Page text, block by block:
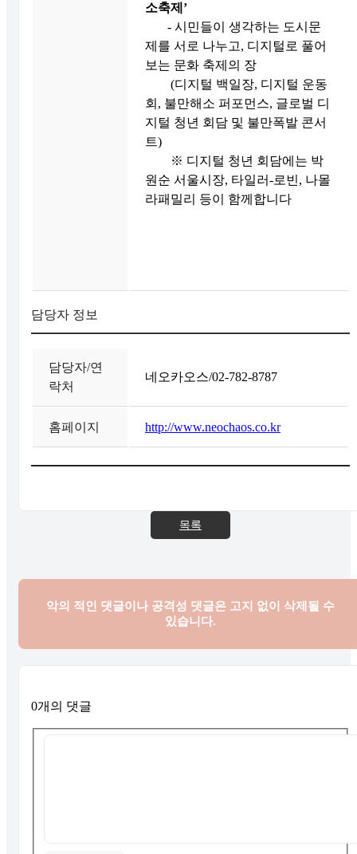
소축제 ’
- 시민들이 생각하는 도시문
제를 서로 나누고, 디지털로 풀어
보는 문화 축제의 장
(디지털 백일장, 디지털 운동
회, 불만해소 퍼포먼스, 글로벌 디
지털 청년 회담 및 불만폭발 콘서
트)
※ 디지털 청년 회담에는 박
원순 서울시장, 타일러-로빈, 나몰
라패밀리 등이 함께합니다
담당자 정보
담당자/연
락처
네오카오스/02-782-8787
홈페이지 http://www.neochaos.co.kr
목록
악의 적인 댓글이나 공격성 댓글은 고지 없이 삭제될 수
있습니다.
0개의 댓글